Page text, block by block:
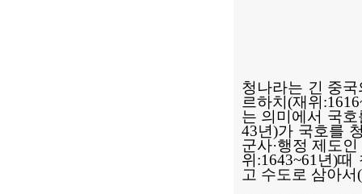
청나라는 긴 중
르하치(재위
는 의미에서 국
43년)가 국호를
군사·행정 제도
위:1643~61년)
고 수도로 삼아